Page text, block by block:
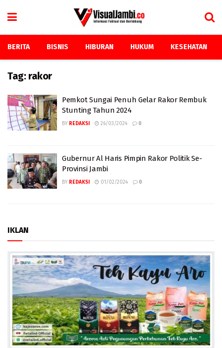
BERITA BISNIS HIBURAN HUKUM KESEHATAN
Tag: rakor
Pemkot Sungai Penuh Gelar Rakor Rembuk
Stunting Tahun 2024
BY REDAKSI 26/03/2024 0
Gubernur Al Haris Pimpin Rakor Politik Se-
Provinsi Jambi
BY REDAKSI 01/02/2024 0
IKLAN